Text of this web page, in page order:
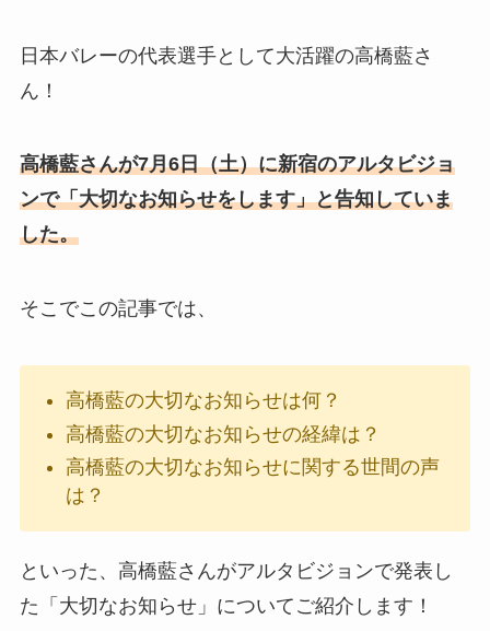
日本バレーの代表選手として大活躍の高橋藍さ
ん！
高橋藍さんが7月6日（土）に新宿のアルタビジョ
ンで「大切なお知らせをします」と告知していま
した。
そこでこの記事では、
高橋藍の大切なお知らせは何？
高橋藍の大切なお知らせの経緯は？
高橋藍の大切なお知らせに関する世間の声
は？
といった、高橋藍さんがアルタビジョンで発表し
た「大切なお知らせ」についてご紹介します！